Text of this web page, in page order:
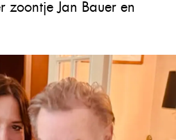
zoontje Jan Bauer en